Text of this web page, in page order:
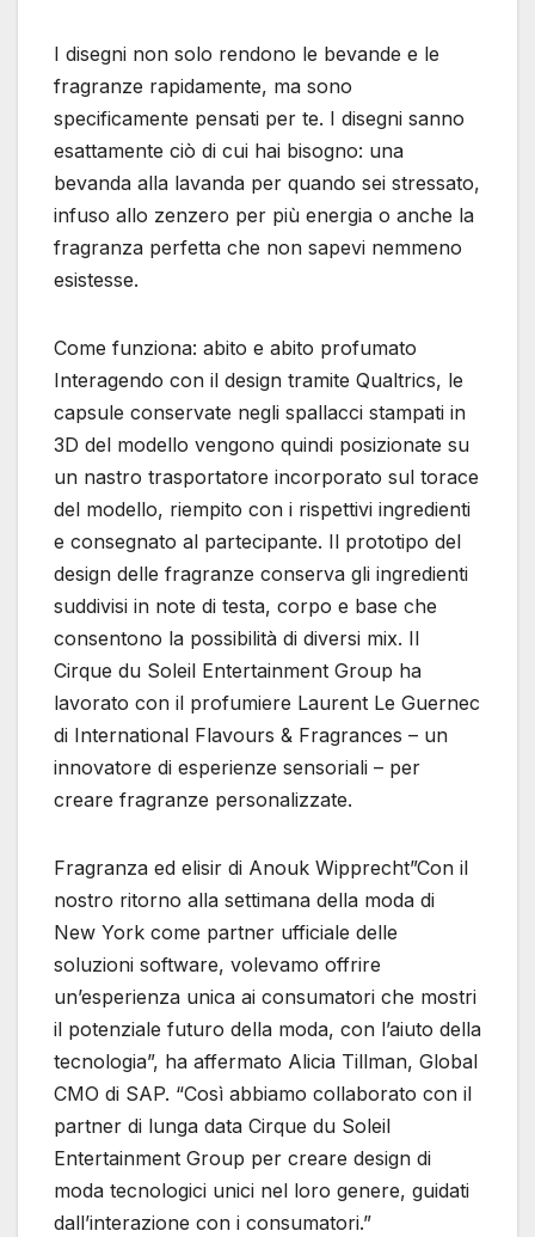
I disegni non solo rendono le bevande e le
fragranze rapidamente, ma sono
specificamente pensati per te. I disegni sanno
esattamente ciò di cui hai bisogno: una
bevanda alla lavanda per quando sei stressato,
infuso allo zenzero per più energia o anche la
fragranza perfetta che non sapevi nemmeno
esistesse.
Come funziona: abito e abito profumato
Interagendo con il design tramite Qualtrics, le
capsule conservate negli spallacci stampati in
3D del modello vengono quindi posizionate su
un nastro trasportatore incorporato sul torace
del modello, riempito con i rispettivi ingredienti
e consegnato al partecipante. Il prototipo del
design delle fragranze conserva gli ingredienti
suddivisi in note di testa, corpo e base che
consentono la possibilità di diversi mix. Il
Cirque du Soleil Entertainment Group ha
lavorato con il profumiere Laurent Le Guernec
di International Flavours & Fragrances – un
innovatore di esperienze sensoriali – per
creare fragranze personalizzate.
Fragranza ed elisir di Anouk Wipprecht”Con il
nostro ritorno alla settimana della moda di
New York come partner ufficiale delle
soluzioni software, volevamo offrire
un’esperienza unica ai consumatori che mostri
il potenziale futuro della moda, con l’aiuto della
tecnologia”, ha affermato Alicia Tillman, Global
CMO di SAP. “Così abbiamo collaborato con il
partner di lunga data Cirque du Soleil
Entertainment Group per creare design di
moda tecnologici unici nel loro genere, guidati
dall’interazione con i consumatori.”